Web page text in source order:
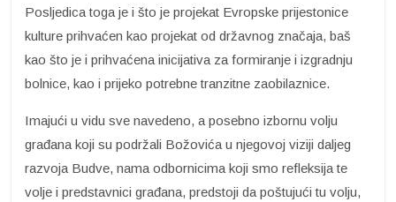
Posljedica toga je i što je projekat Evropske prijestonice
kulture prihvaćen kao projekat od državnog značaja, baš
kao što je i prihvaćena inicijativa za formiranje i izgradnju
bolnice, kao i prijeko potrebne tranzitne zaobilaznice.
Imajući u vidu sve navedeno, a posebno izbornu volju
građana koji su podržali Božovića u njegovoj viziji daljeg
razvoja Budve, nama odbornicima koji smo refleksija te
volje i predstavnici građana, predstoji da poštujući tu volju,